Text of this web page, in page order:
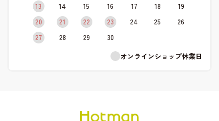
13
14 15 16 17 18
19
20
21 22 23 24 25
26
27
28 29
30
オンラインショップ休業日